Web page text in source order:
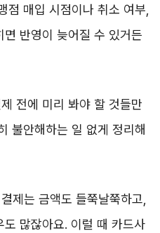
점 매입 시점이나 취소 여부,
반영이 늦어질 수 있거든
전에 미리 봐야 할 것들만
불안해하는 일 없게 정리해
제는 금액도 들쭉날쭉하고,
많잖아요. 이럴 때 카드사